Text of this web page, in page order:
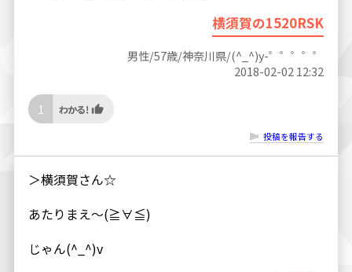
横須賀の1520RSK
男性/57歳/神奈川県/(^_^)y-゜゜゜゜゜
2018-02-02 12:32
1
投稿を報告する
＞横須賀さん☆
あたりまえ〜(≧∀≦)
じゃん(^_^)v